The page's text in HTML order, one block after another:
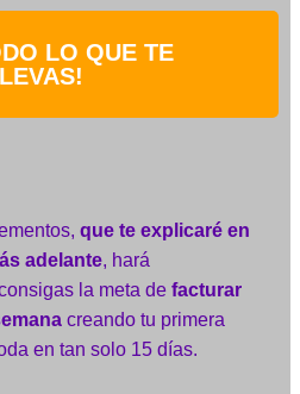
LO QUE TE
que te explicaré en
adelante, hará
la meta de facturar
creando tu primera
en tan solo 15 días.